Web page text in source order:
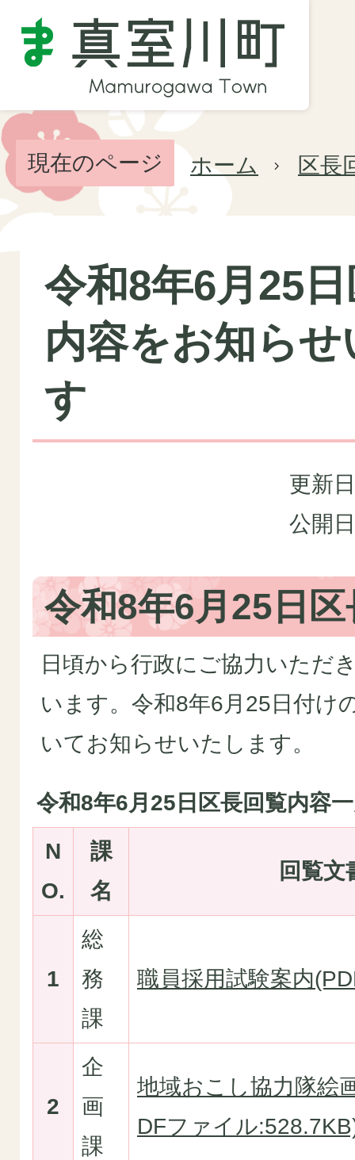
現在のページ ホーム 区長
令和8年6月25
内容をお知ら
す
更新
公開
令和8年6月25日
日頃から行政にご協力いただ
います。令和8年6月25日付け
いてお知らせいたします。
令和8年6月25日区長回覧内容
N
O.
課
名
回覧文
1
総
務
課
職員採用試験案内
2
企
画
課
地域おこし協力隊絵
DFファイル